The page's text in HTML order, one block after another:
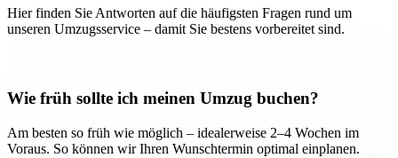
Hier finden Sie Antworten auf die häufigsten Fragen rund um
unseren Umzugsservice – damit Sie bestens vorbereitet sind.
Wie früh sollte ich meinen Umzug buchen?
Am besten so früh wie möglich – idealerweise 2–4 Wochen im
Voraus. So können wir Ihren Wunschtermin optimal einplanen.